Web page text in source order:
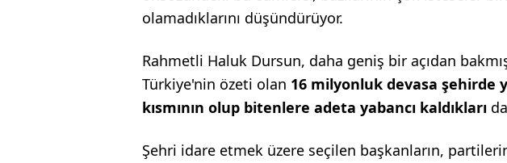
olamadıklarını düşündürüyor.
Rahmetli Haluk Dursun, daha geniş bir açıdan
Türkiye'nin özeti olan 16 milyonluk devasa şehirde
kısmının olup bitenlere adeta yabancı kaldıkları
Şehri idare etmek üzere seçilen başkanların,